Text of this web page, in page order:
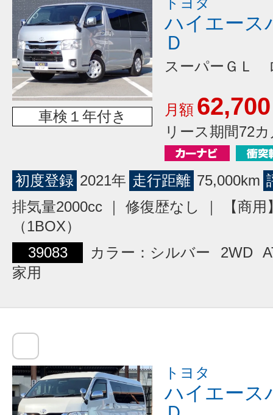
車検１年付き
ハイエー
Ｄ
スーパーＧＬ
月額 62,700
リース期間72
初度登録 2021年 走行距離 75,000km
排気量2000cc ｜ 修復歴なし ｜ 【商用
（1BOX）
39083
カラー：シルバー 2WD
家用
トヨタ
ハイエー